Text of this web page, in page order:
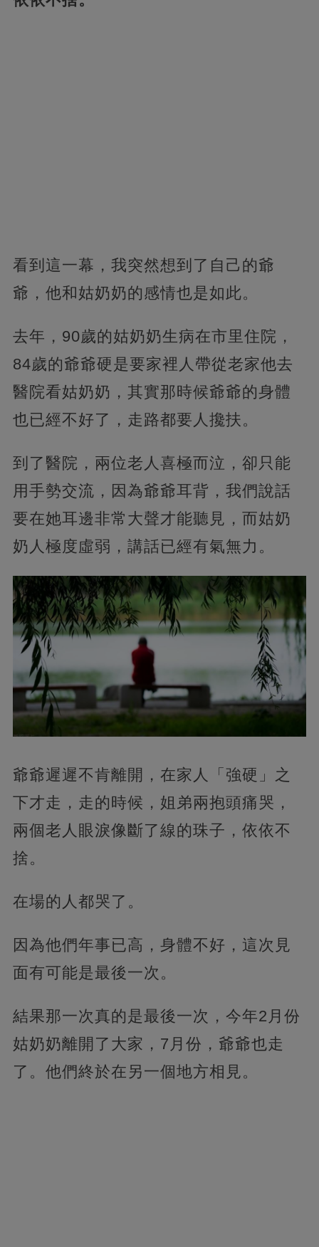
看到這一幕，我突然想到了自己的爺
爺，他和姑奶奶的感情也是如此。
去年，90歲的姑奶奶生病在市里住院，
84歲的爺爺硬是要家裡人帶從老家他去
醫院看姑奶奶，其實那時候爺爺的身體
也已經不好了，走路都要人攙扶。
到了醫院，兩位老人喜極而泣，卻只能
用手勢交流，因為爺爺耳背，我們說話
要在她耳邊非常大聲才能聽見，而姑奶
奶人極度虛弱，講話已經有氣無力。
爺爺遲遲不肯離開，在家人「強硬」之
下才走，走的時候，姐弟兩抱頭痛哭，
兩個老人眼淚像斷了線的珠子，依依不
捨。
在場的人都哭了。
因為他們年事已高，身體不好，這次見
面有可能是最後一次。
結果那一次真的是最後一次，今年2月份
姑奶奶離開了大家，7月份，爺爺也走
了。他們終於在另一個地方相見。